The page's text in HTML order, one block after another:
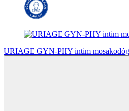
URIAGE GYN-PHY intim